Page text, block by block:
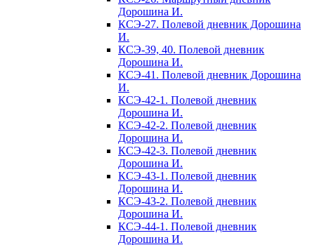
Дорошина И.
КСЭ-27. Полевой дневник Дорошина
И.
КСЭ-39, 40. Полевой дневник
Дорошина И.
КСЭ-41. Полевой дневник Дорошина
И.
КСЭ-42-1. Полевой дневник
Дорошина И.
КСЭ-42-2. Полевой дневник
Дорошина И.
КСЭ-42-3. Полевой дневник
Дорошина И.
КСЭ-43-1. Полевой дневник
Дорошина И.
КСЭ-43-2. Полевой дневник
Дорошина И.
КСЭ-44-1. Полевой дневник
Дорошина И.